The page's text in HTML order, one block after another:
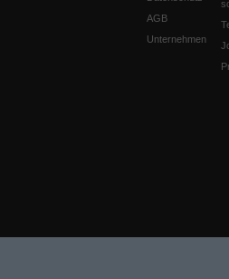
AGB
Unternehmen